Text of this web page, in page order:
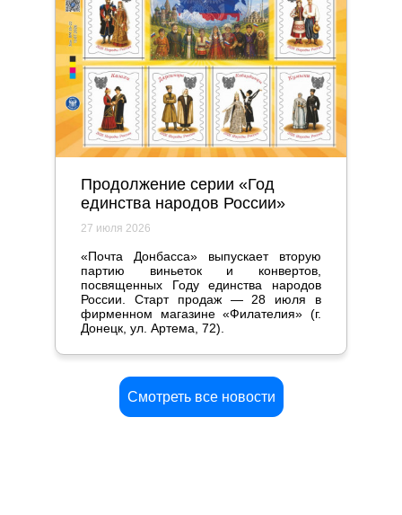
Продолжение серии «Год
единства народов России»
27 июля 2026
«Почта Донбасса» выпускает вторую
партию виньеток и конвертов,
посвященных Году единства народов
России. Старт продаж — 28 июля в
фирменном магазине «Филателия» (г.
Донецк, ул. Артема, 72).
Смотреть все новости